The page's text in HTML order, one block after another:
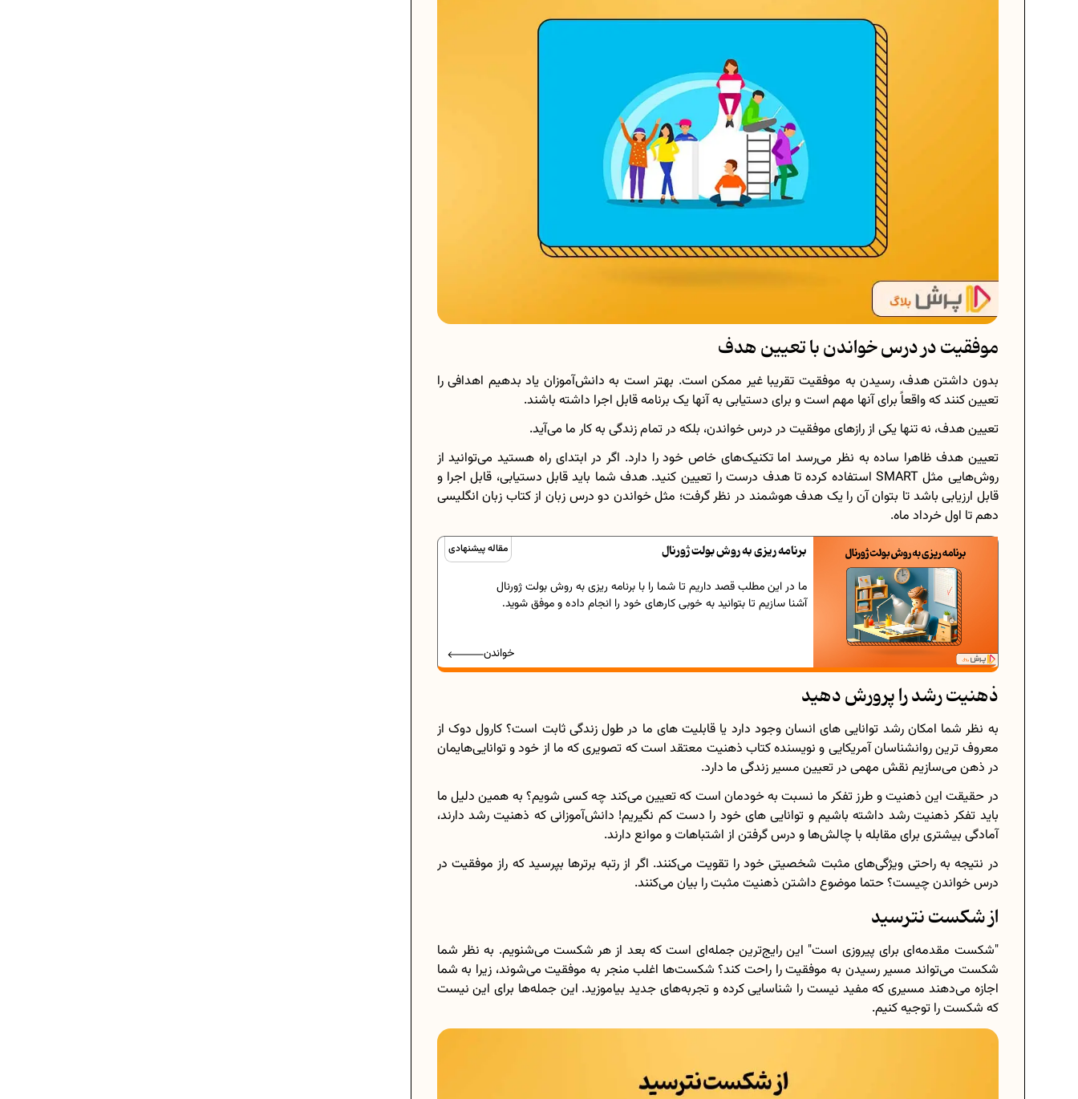
موفقیت در درس خواندن با تعیین هدف
بدون داشتن هدف، رسیدن به موفقیت تقریبا غیر ممکن است. بهتر است به دانش‌آموزان یاد بدهیم اهدافی را
تعیین کنند که واقعاً برای آنها مهم است و برای دستیابی به آنها یک برنامه قابل اجرا داشته باشند.
تعیین هدف، نه تنها یکی از رازهای موفقیت در درس خواندن، بلکه در تمام زندگی به کار ما می‌آید.
تعیین هدف ظاهرا ساده به نظر می‌رسد اما تکنیک‌های خاص خود را دارد. اگر در ابتدای راه هستید می‌توانید از
روش‌هایی مثل SMART استفاده کرده تا هدف درست را تعیین کنید. هدف شما باید قابل دستیابی، قابل اجرا و
قابل ارزیابی باشد تا بتوان آن را یک هدف هوشمند در نظر گرفت؛ مثل خواندن دو درس زبان از کتاب زبان انگلیسی
دهم تا اول خرداد ماه.
مقاله پیشنهادی برنامه ریزی به روش بولت ژورنال
ما در این مطلب قصد داریم تا شما را با برنامه ریزی به روش بولت ژورنال
آشنا سازیم تا بتوانید به خوبی کارهای خود را انجام داده و موفق شوید.
خواندن
ذهنیت رشد را پرورش دهید
به نظر شما امکان رشد توانایی های انسان وجود دارد یا قابلیت های ما در طول زندگی ثابت است؟ کارول دوک از
معروف ترین روانشناسان آمریکایی و نویسنده کتاب ذهنیت معتقد است که تصویری که ما از خود و توانایی‌هایمان
در ذهن می‌سازیم نقش مهمی در تعیین مسیر زندگی ما دارد.
در حقیقت این ذهنیت و طرز تفکر ما نسبت به خودمان است که تعیین می‌کند چه کسی شویم؟ به همین دلیل ما
باید تفکر ذهنیت رشد داشته باشیم و توانایی های خود را دست کم نگیریم! دانش‌آموزانی که ذهنیت رشد دارند،
آمادگی بیشتری برای مقابله با چالش‌ها و درس گرفتن از اشتباهات و موانع دارند.
در نتیجه به راحتی ویژگی‌های مثبت شخصیتی خود را تقویت می‌کنند. اگر از رتبه برترها بپرسید که راز موفقیت در
درس خواندن چیست؟ حتما موضوع داشتن ذهنیت مثبت را بیان می‌کنند.
از شکست نترسید
"شکست مقدمه‌ای برای پیروزی است" این رایج‌ترین جمله‌ای است که بعد از هر شکست می‌شنویم. به نظر شما
شکست می‌تواند مسیر رسیدن به موفقیت را راحت کند؟ شکست‌ها اغلب منجر به موفقیت می‌شوند، زیرا به شما
اجازه می‌دهند مسیری که مفید نیست را شناسایی کرده و تجربه‌های جدید بیاموزید.‌ این جمله‌ها برای این نیست
که شکست را توجیه کنیم.